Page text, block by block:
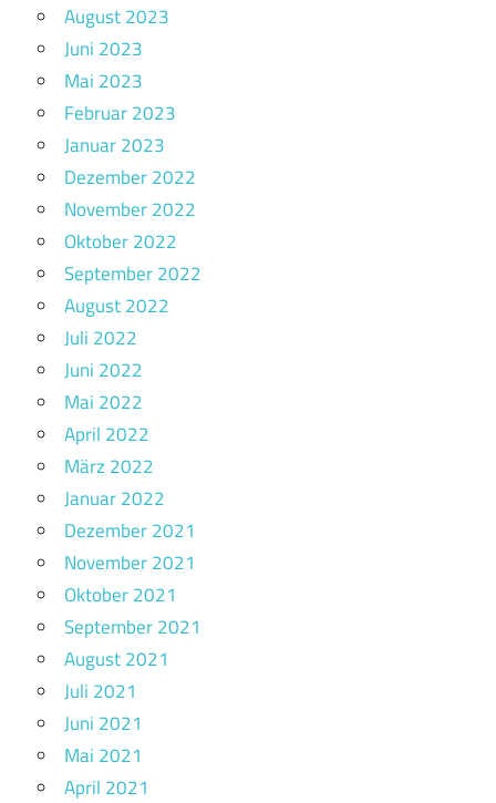
August 2023
Juni 2023
Mai 2023
Februar 2023
Januar 2023
Dezember 2022
November 2022
Oktober 2022
September 2022
August 2022
Juli 2022
Juni 2022
Mai 2022
April 2022
März 2022
Januar 2022
Dezember 2021
November 2021
Oktober 2021
September 2021
August 2021
Juli 2021
Juni 2021
Mai 2021
April 2021